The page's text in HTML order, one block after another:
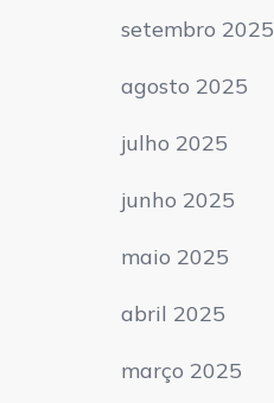
setembro 2025
agosto 2025
julho 2025
junho 2025
maio 2025
abril 2025
março 2025